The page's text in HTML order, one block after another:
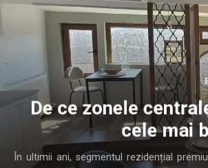
De ce zonele
cele mai
În ultimii ani, segmentul rezidențial